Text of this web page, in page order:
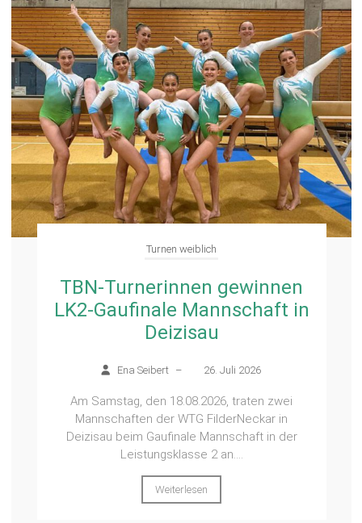
Turnen weiblich
TBN-Turnerinnen gewinnen
LK2-Gaufinale Mannschaft in
Deizisau
Ena Seibert – 26. Juli 2026
Am Samstag, den 18.08.2026, traten zwei
Mannschaften der WTG FilderNeckar in
Deizisau beim Gaufinale Mannschaft in der
Leistungsklasse 2 an....
Weiterlesen